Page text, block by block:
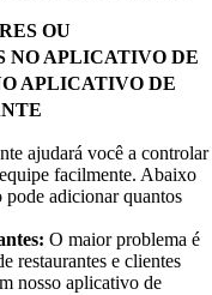
OU
NO APLICATIVO DE
APLICATIVO DE
ajudará você a controlar
facilmente. Abaixo
pode adicionar quantos
O maior problema é
restaurantes e clientes
nosso aplicativo de